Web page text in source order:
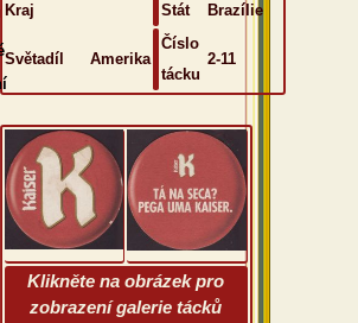
Kraj
Stát Brazílie
Světadíl Amerika
Číslo
tácku
2-11
Klikněte na obrázek pro
zobrazení galerie tácků